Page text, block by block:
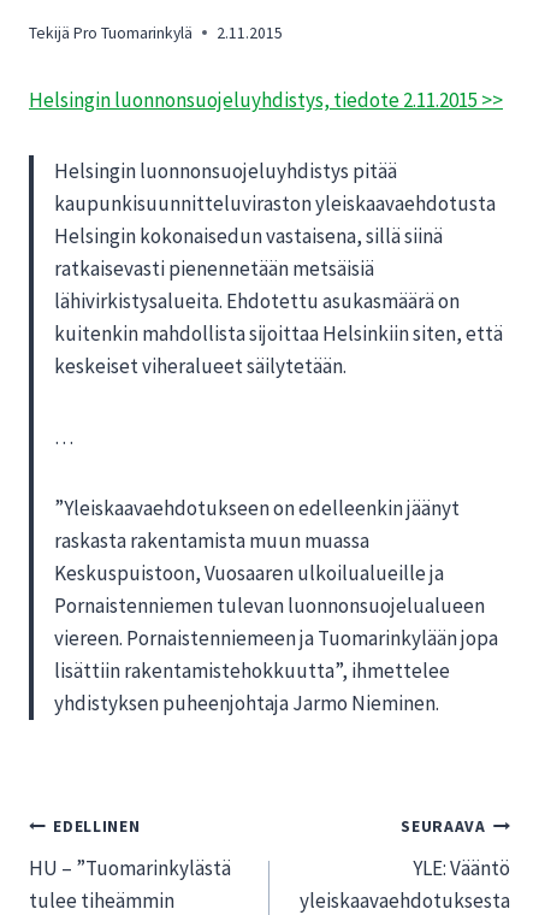
Tekijä Pro Tuomarinkylä 2.11.2015
Helsingin luonnonsuojeluyhdistys, tiedote 2.11.2015 >>
Helsingin luonnonsuojeluyhdistys pitää
kaupunkisuunnitteluviraston yleiskaavaehdotusta
Helsingin kokonaisedun vastaisena, sillä siinä
ratkaisevasti pienennetään metsäisiä
lähivirkistysalueita. Ehdotettu asukasmäärä on
kuitenkin mahdollista sijoittaa Helsinkiin siten, että
keskeiset viheralueet säilytetään.
…
”Yleiskaavaehdotukseen on edelleenkin jäänyt
raskasta rakentamista muun muassa
Keskuspuistoon, Vuosaaren ulkoilualueille ja
Pornaistenniemen tulevan luonnonsuojelualueen
viereen. Pornaistenniemeen ja Tuomarinkylään jopa
lisättiin rakentamistehokkuutta”, ihmettelee
yhdistyksen puheenjohtaja Jarmo Nieminen.
Artikkelien
selaus
EDELLINEN
HU – ”Tuomarinkylästä
tulee tiheämmin
SEURAAVA
YLE: Vääntö
yleiskaavaehdotuksesta